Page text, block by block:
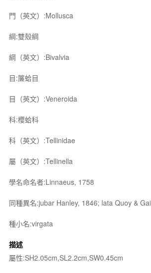
門（英文）:Mollusca
綱:雙殼綱
綱（英文）:Bivalvia
目:簾蛤目
目（英文）:Veneroida
科:櫻蛤科
科（英文）:Tellinidae
屬（英文）:Tellinella
學名命名者:Linnaeus, 1758
同種異名:jubar Hanley, 1846; lata Quoy &
種小名:virgata
描述
屬性:SH2.05cm,SL2.2cm,SW0.45cm